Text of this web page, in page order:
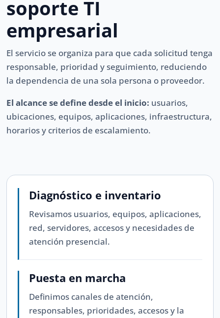
soporte TI
empresarial
El servicio se organiza para que cada solicitud tenga
responsable, prioridad y seguimiento, reduciendo
la dependencia de una sola persona o proveedor.
El alcance se define desde el inicio: usuarios,
ubicaciones, equipos, aplicaciones, infraestructura,
horarios y criterios de escalamiento.
Diagnóstico e inventario
Revisamos usuarios, equipos, aplicaciones,
red, servidores, accesos y necesidades de
atención presencial.
Puesta en marcha
Definimos canales de atención,
responsables, prioridades, accesos y la